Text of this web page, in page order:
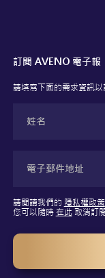
訂閱 AVENO 電子報
請填寫下面的需求資訊以
請閱讀我們的 隱私權政策
您可以隨時 在此取消訂